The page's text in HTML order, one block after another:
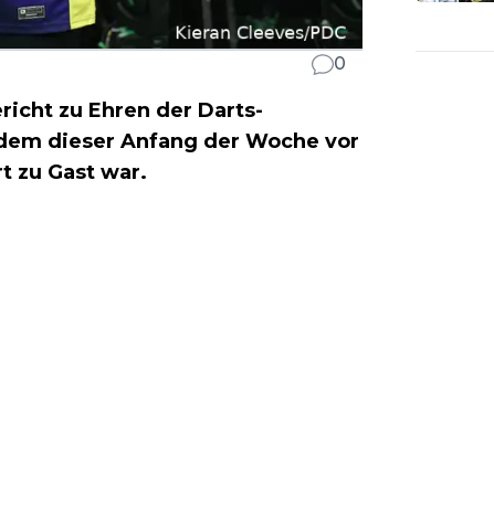
0
zu Ehren der Darts-
dieser Anfang der Woche vor
zu Gast war.